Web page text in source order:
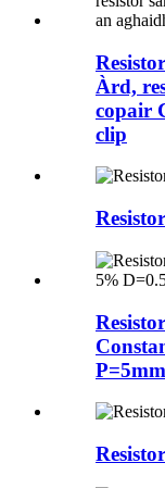
Àrd,
copair
clip
P=5mm